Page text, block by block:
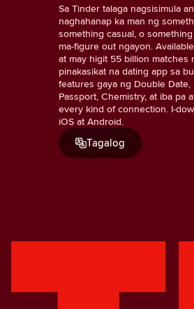
Sa Tinder talaga nagsisimula
naghahanap ka man ng
something casual, o
ma-figure out ngayon.
at may higit 55 billion matches
pinakasikat na dating app sa
features gaya ng Double
Passport, Chemistry, at iba pa
every kind of connection. I-
iOS at Android.
Tagalog